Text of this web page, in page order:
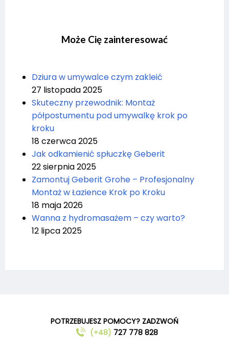
Może Cię zainteresować
Dziura w umywalce czym zakleić
27 listopada 2025
Skuteczny przewodnik: Montaż
półpostumentu pod umywalkę krok po
kroku
18 czerwca 2025
Jak odkamienić spłuczkę Geberit
22 sierpnia 2025
Zamontuj Geberit Grohe – Profesjonalny
Montaż w Łazience Krok po Kroku
18 maja 2026
Wanna z hydromasażem – czy warto?
12 lipca 2025
POTRZEBUJESZ POMOCY? ZADZWOŃ
(+48) 727 778 828